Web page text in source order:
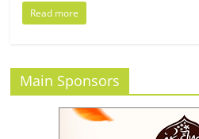
ที่
ปรึกษา
แฟ
Read more
Main Sponsors